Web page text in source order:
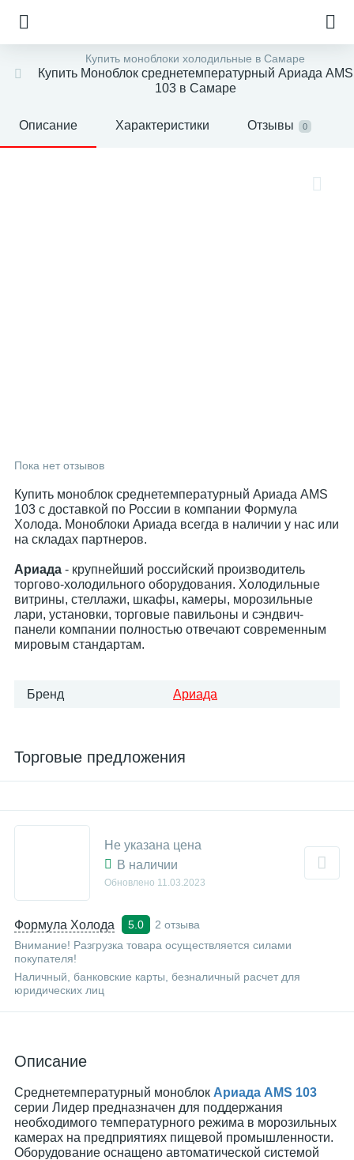
Купить моноблоки холодильные в Самаре
Купить Моноблок среднетемпературный Ариада AMS
103 в Самаре
Описание Характеристики Отзывы 0
Пока нет отзывов
Купить моноблок среднетемпературный Ариада AMS
103 с доставкой по России в компании Формула
Холода. Моноблоки Ариада всегда в наличии у нас или
на складах партнеров.
Ариада - крупнейший российский производитель
торгово-холодильного оборудования. Холодильные
витрины, стеллажи, шкафы, камеры, морозильные
лари, установки, торговые павильоны и сэндвич-
панели компании полностью отвечают современным
мировым стандартам.
Бренд Ариада
Торговые предложения
Формула Холода 5.0
2 отзыва
Внимание! Разгрузка товара осуществляется силами
покупателя!
Наличный, банковские карты, безналичный расчет для
юридических лиц
Не указана цена
В наличии
Обновлено 11.03.2023
Описание
Среднетемпературный моноблок Ариада AMS 103
серии Лидер предназначен для поддержания
необходимого температурного режима в морозильных
камерах на предприятиях пищевой промышленности.
Оборудование оснащено автоматической системой